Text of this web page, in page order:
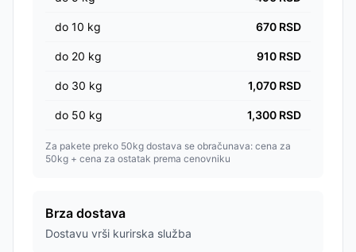
do 10 kg 670 RSD
do 20 kg 910 RSD
do 30 kg 1,070 RSD
do 50 kg 1,300 RSD
Za pakete preko 50kg dostava se obračunava: cena za
50kg + cena za ostatak prema cenovniku
Brza dostava
Dostavu vrši kurirska služba